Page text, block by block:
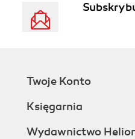
Twoje Konto
Księgarnia
Wydawnictwo